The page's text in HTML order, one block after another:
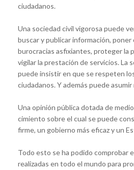
ciudadanos.
Una sociedad civil vigorosa puede
buscar y publicar información, poner
burocracias asfixiantes, proteger la
vigilar la prestación de servicios. La
puede insistir en que se respeten
ciudadanos. Y además puede
Una opinión pública dotada de
cimiento sobre el cual se puede
firme, un gobierno más eficaz y un
Todo esto se ha podido comprobar
realizadas en todo el mundo para